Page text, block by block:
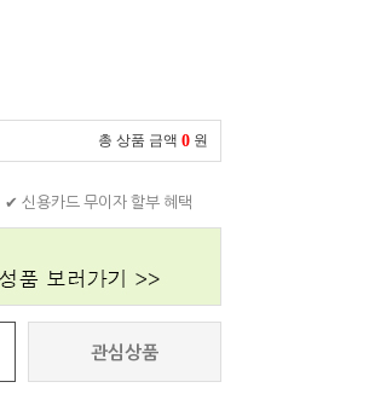
총 상품 금액 0 원
✔ 신용카드 무이자 할부 혜택
관심상품